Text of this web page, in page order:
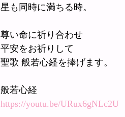
星も同時に満ちる時。
尊い命に祈り合わせ
平安をお祈りして
聖歌 般若心経を捧げます。
般若心経
https://youtu.be/URux6gNLc2U